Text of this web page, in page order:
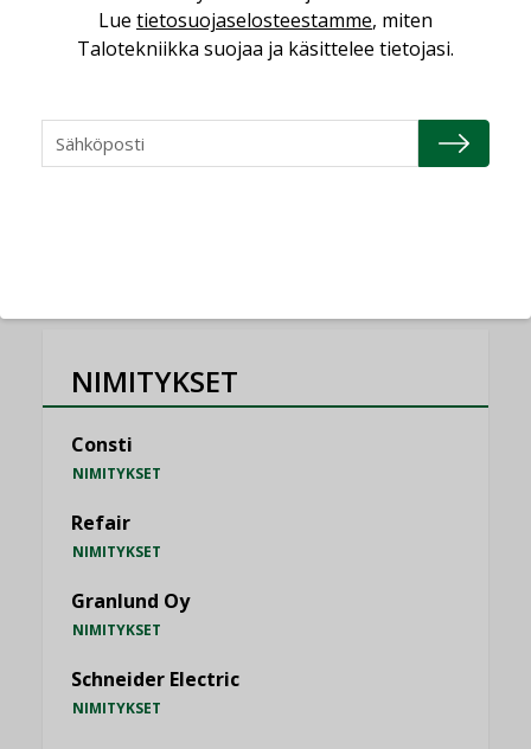
saatavien tietojen vertailukelpoisuus?
KOLUMNI
jämähtänyt ajassa paikalleen
MIELIPIDE
NIMITYKSET
Consti
NIMITYKSET
Refair
NIMITYKSET
Granlund Oy
NIMITYKSET
Schneider Electric
NIMITYKSET
Lue tietosuojaselosteestamme, miten
Talotekniikka suojaa ja käsittelee tietojasi.